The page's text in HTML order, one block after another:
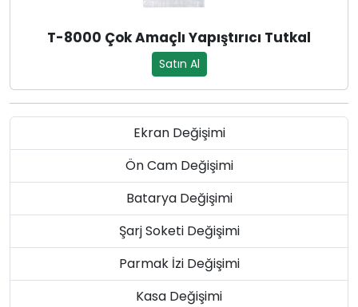
T-8000 Çok Amaçlı Yapıştırıcı Tutkal
Satın Al
Ekran Değişimi
Ön Cam Değişimi
Batarya Değişimi
Şarj Soketi Değişimi
Parmak İzi Değişimi
Kasa Değişimi